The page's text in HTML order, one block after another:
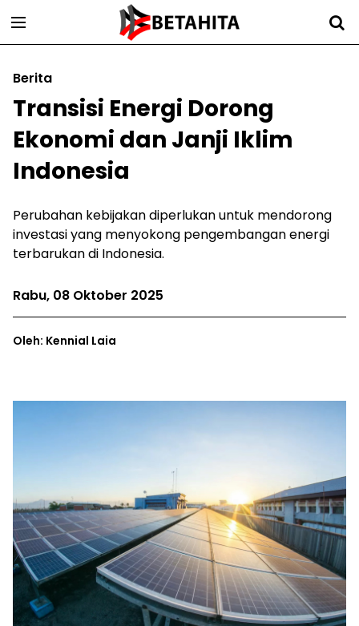
Berita
Transisi Energi Dorong
Ekonomi dan Janji Iklim
Indonesia
Perubahan kebijakan diperlukan untuk mendorong
investasi yang menyokong pengembangan energi
terbarukan di Indonesia.
Rabu, 08 Oktober 2025
Oleh: Kennial Laia